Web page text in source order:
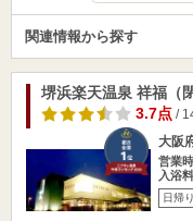
関連情報から探す
堺浜楽天温泉 祥福（
3.7点/
大阪
営業
入浴
日帰り